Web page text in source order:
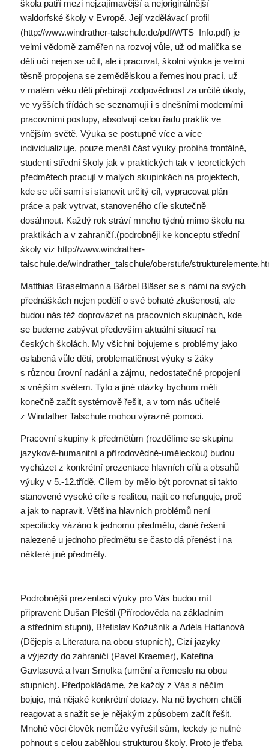
škola patří mezi nejzajímavější a nejoriginálnější
waldorfské školy v Evropě. Její vzdělávací profil
(http://www.windrather-talschule.de/pdf/WTS_Info.pdf) je
velmi vědomě zaměřen na rozvoj vůle, už od malička se
děti učí nejen se učit, ale i pracovat, školní výuka je velmi
těsně propojena se zemědělskou a řemeslnou prací, už
v malém věku děti přebírají zodpovědnost za určité úkoly,
ve vyšších třídách se seznamují i s dnešními moderními
pracovními postupy, absolvují celou řadu praktik ve
vnějším světě. Výuka se postupně více a více
individualizuje, pouze menší část výuky probíhá frontálně,
studenti střední školy jak v praktických tak v teoretických
předmětech pracují v malých skupinkách na projektech,
kde se učí sami si stanovit určitý cíl, vypracovat plán
práce a pak vytrvat, stanoveného cíle skutečně
dosáhnout. Každý rok stráví mnoho týdnů mimo školu na
praktikách a v zahraničí.(podrobněji ke konceptu střední
školy viz http://www.windrather-
talschule.de/windrather_talschule/oberstufe/
Matthias Braselmann a Bärbel Bläser se s námi na svých
přednáškách nejen podělí o své bohaté zkušenosti, ale
budou nás též doprovázet na pracovních skupinách, kde
se budeme zabývat především aktuální situací na
českých školách. My všichni bojujeme s problémy jako
oslabená vůle dětí, problematičnost výuky s žáky
s různou úrovní nadání a zájmu, nedostatečné propojení
s vnějším světem. Tyto a jiné otázky bychom měli
konečně začít systémově řešit, a v tom nás učitelé
z Windather Talschule mohou výrazně pomoci.
Pracovní skupiny k předmětům (rozdělíme se skupinu
jazykově-humanitní a přírodovědně-uměleckou) budou
vycházet z konkrétní prezentace hlavních cílů a obsahů
výuky v 5.-12.třídě. Cílem by mělo být porovnat si takto
stanovené vysoké cíle s realitou, najít co nefunguje, proč
a jak to napravit. Většina hlavních problémů není
specificky vázáno k jednomu předmětu, dané řešení
nalezené u jednoho předmětu se často dá přenést i na
některé jiné předměty.
Podrobnější prezentaci výuky pro Vás budou mít
připraveni: Dušan Pleštil (Přírodověda na základním
a středním stupni), Břetislav Kožušník a Adéla Hattanová
(Dějepis a Literatura na obou stupních), Cizí jazyky
a výjezdy do zahraničí (Pavel Kraemer), Kateřina
Gavlasová a Ivan Smolka (umění a řemeslo na obou
stupních). Předpokládáme, že každý z Vás s něčím
bojuje, má nějaké konkrétní dotazy. Na ně bychom chtěli
reagovat a snažit se je nějakým způsobem začít řešit.
Mnohé věci člověk nemůže vyřešit sám, leckdy je nutné
pohnout s celou zaběhlou strukturou školy. Proto je třeba